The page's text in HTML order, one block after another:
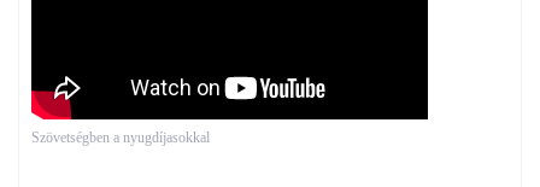
Szövetségben a nyugdíjasokkal